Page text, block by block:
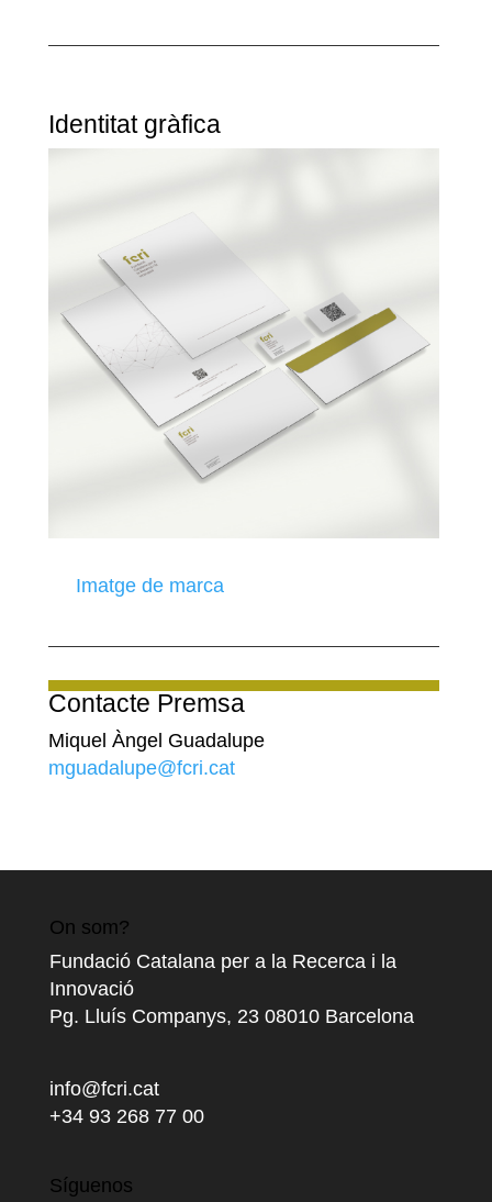
Identitat gràfica
Imatge de marca
Contacte Premsa
Miquel Àngel Guadalupe
mguadalupe@fcri.cat
On som?
Fundació Catalana per a la Recerca i la
Innovació
Pg. Lluís Companys, 23 08010 Barcelona
info@fcri.cat
+34 93 268 77 00
Síguenos